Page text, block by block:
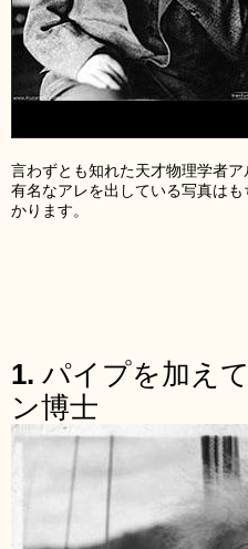
言わずとも知れた天才物理学者
有名なアレを出している写真は
かります。
1. パイプを加え
ン博士